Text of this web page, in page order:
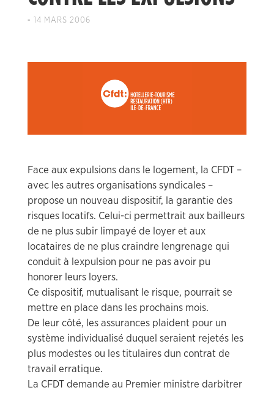
- 14 MARS 2006
Face aux expulsions dans le logement, la CFDT –
avec les autres organisations syndicales –
propose un nouveau dispositif, la garantie des
risques locatifs. Celui-ci permettrait aux bailleurs
de ne plus subir limpayé de loyer et aux
locataires de ne plus craindre lengrenage qui
conduit à lexpulsion pour ne pas avoir pu
honorer leurs loyers.
Ce dispositif, mutualisant le risque, pourrait se
mettre en place dans les prochains mois.
De leur côté, les assurances plaident pour un
système individualisé duquel seraient rejetés les
plus modestes ou les titulaires dun contrat de
travail erratique.
La CFDT demande au Premier ministre darbitrer